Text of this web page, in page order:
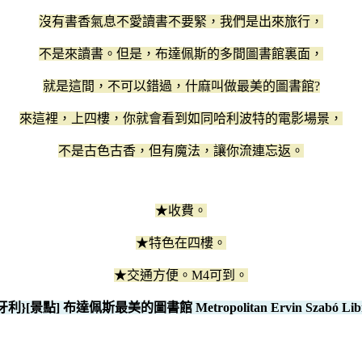
沒有書香氣息不愛讀書不要緊，我們是出來旅行，
不是來讀書。但是，布達佩斯的多間圖書館裏面，
就是這間，不可以錯過，什麻叫做最美的圖書館?
來這裡，上四樓，你就會看到如同哈利波特的電影場景，
不是古色古香，但有魔法，讓你流連忘返。
★收費。
★特色在四樓。
★交通方便。M4可到。
利}[景點] 布達佩斯最美的圖書館 Metropolitan Ervin Szabó